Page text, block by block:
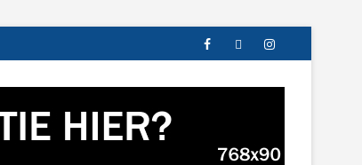
facebooktwitterinstagram
Groningen en